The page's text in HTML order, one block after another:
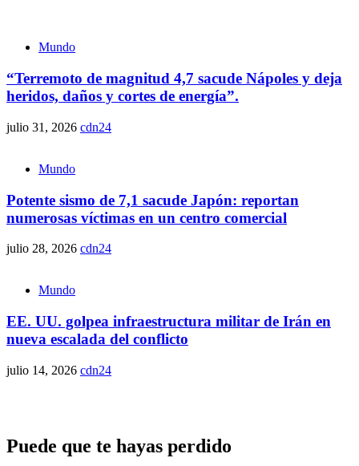
Mundo
“Terremoto de magnitud 4,7 sacude Nápoles y deja
heridos, daños y cortes de energía”.
julio 31, 2026 cdn24
Mundo
Potente sismo de 7,1 sacude Japón: reportan
numerosas víctimas en un centro comercial
julio 28, 2026 cdn24
Mundo
EE. UU. golpea infraestructura militar de Irán en
nueva escalada del conflicto
julio 14, 2026 cdn24
Puede que te hayas perdido